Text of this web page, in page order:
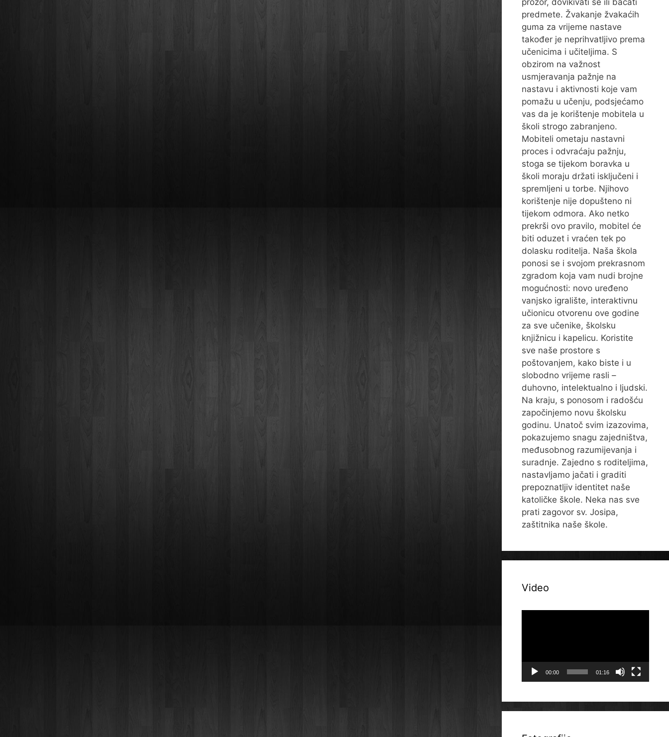
prozor, dovikivati se ili bacati
predmete. Žvakanje žvakaćih
guma za vrijeme nastave
također je neprihvatljivo prema
učenicima i učiteljima. S
obzirom na važnost
usmjeravanja pažnje na
nastavu i aktivnosti koje vam
pomažu u učenju, podsjećamo
vas da je korištenje mobitela u
školi strogo zabranjeno.
Mobiteli ometaju nastavni
proces i odvraćaju pažnju,
stoga se tijekom boravka u
školi moraju držati isključeni i
spremljeni u torbe. Njihovo
korištenje nije dopušteno ni
tijekom odmora. Ako netko
prekrši ovo pravilo, mobitel će
biti oduzet i vraćen tek po
dolasku roditelja. Naša škola
ponosi se i svojom prekrasnom
zgradom koja vam nudi brojne
mogućnosti: novo uređeno
vanjsko igralište, interaktivnu
učionicu otvorenu ove godine
za sve učenike, školsku
knjižnicu i kapelicu. Koristite
sve naše prostore s
poštovanjem, kako biste i u
slobodno vrijeme rasli –
duhovno, intelektualno i ljudski.
Na kraju, s ponosom i radošću
započinjemo novu školsku
godinu. Unatoč svim izazovima,
pokazujemo snagu zajedništva,
međusobnog razumijevanja i
suradnje. Zajedno s roditeljima,
nastavljamo jačati i graditi
prepoznatljiv identitet naše
katoličke škole. Neka nas sve
prati zagovor sv. Josipa,
zaštitnika naše škole.
Video
00:00 01:16